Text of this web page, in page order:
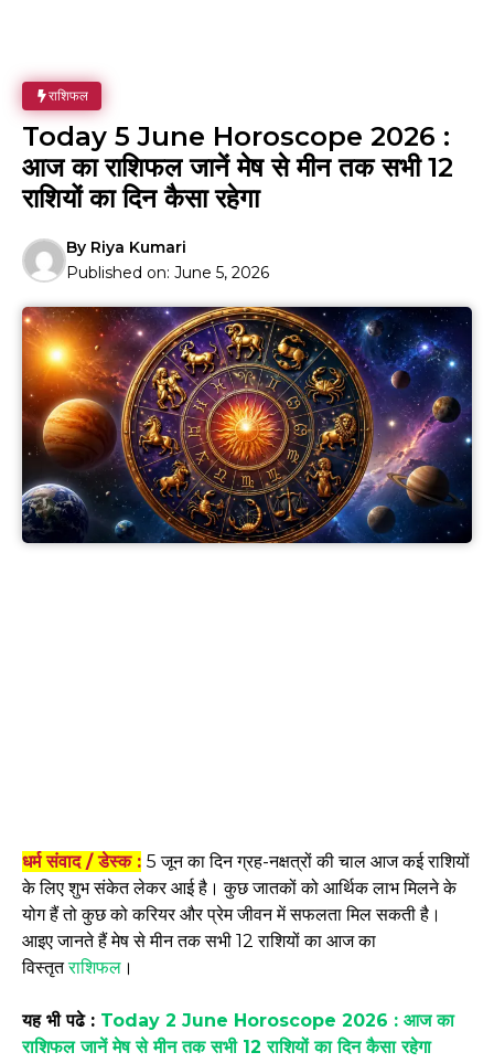
राशिफल
Today 5 June Horoscope 2026 :
आज का राशिफल जानें मेष से मीन तक सभी 12
राशियों का दिन कैसा रहेगा
By Riya Kumari
Published on: June 5, 2026
धर्म संवाद / डेस्क : 5 जून का दिन ग्रह-नक्षत्रों की चाल आज कई राशियों
के लिए शुभ संकेत लेकर आई है। कुछ जातकों को आर्थिक लाभ मिलने के
योग हैं तो कुछ को करियर और प्रेम जीवन में सफलता मिल सकती है।
आइए जानते हैं मेष से मीन तक सभी 12 राशियों का आज का
विस्तृतराशिफल ।
यह भी पढे : Today 2 June Horoscope 2026 : आज का
राशिफल जानें मेष से मीन तक सभी 12 राशियों का दिन कैसा रहेगा